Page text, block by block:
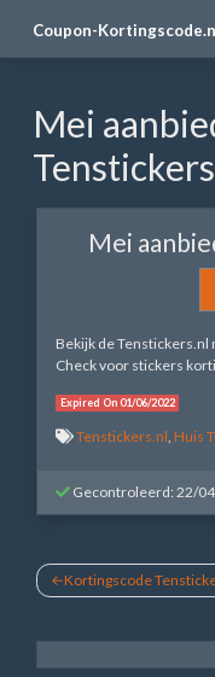
Coupon-
Mei
Mei
Bekijk de Tenstickers.nl
Check voor stickers
Expired On 01/06/2022
Tenstickers.nl Huis
Gecontroleerd: 22/
Bericht
Kortingscode